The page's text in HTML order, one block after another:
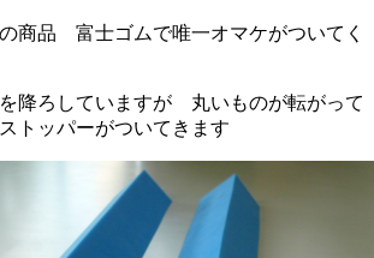
商品 富士ゴムで唯一オマケがついてく
降ろしていますが 丸いものが転がって
トッパーがついてきます